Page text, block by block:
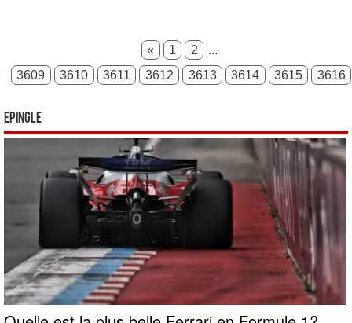
« 1 2
...
3609
3610 3611 3612 3613 3614 3615 3616
Epingle